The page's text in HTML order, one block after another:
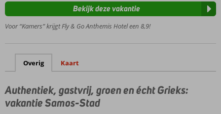
slechts
250
van
het
strand
op
loopafstand
Voor “Kamers” krijgt Fly & Go Anthemis Hotel een 8,9!
Bekijk deze vakantie
Overig Kaart
Authentiek, gastvrij, groen en écht Grieks:
vakantie Samos-Stad